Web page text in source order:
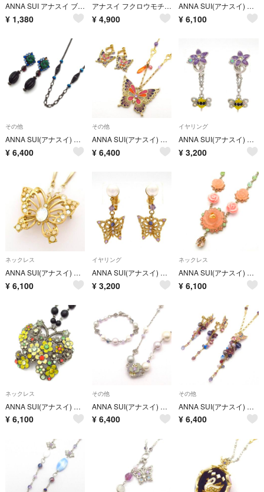
ANNA SUI アナスイ ブルー系 ビーズ ブレスレット
¥ 1,380
アナスイ フクロウモチーフ ネックレス ペンダント シルバーカラー アクセサリー
¥ 4,900
ANNA SUI(アナスイ) アクセサリー美品 - ゴールド×アイボリー×クリア ビーズ
¥ 6,100
その他
ANNA SUI(アナスイ) アクセサリー美品 - 黒×グリーン×マルチ ネックレス×1点/イヤリング×1点/フラワー(花)
¥ 6,400
その他
ANNA SUI(アナスイ) アクセサリー美品 - ゴールド×パープル×マルチ ネックレス×1点/イヤリング×1点/バタフライ(蝶)
¥ 6,400
イヤリング
ANNA SUI(アナスイ) イヤリング美品 - シルバー×パープル×マルチ ハチ/ラインストーン
¥ 3,200
ネックレス
ANNA SUI(アナスイ) ネックレス - ゴールド×ライトブルー ラインストーン/パール
¥ 6,100
イヤリング
ANNA SUI(アナスイ) イヤリング美品 - ゴールド×パープル×白 バタフライ(蝶)
¥ 3,200
ネックレス
ANNA SUI(アナスイ) ネックレス美品 - ゴールド×ピンク×マルチ フラワー(花)/ラインストーン
¥ 6,100
ネックレス
ANNA SUI(アナスイ) ネックレス - シルバー×黒×マルチ ラインストーン/バタフライ(蝶)/フラワー(花)
¥ 6,100
その他
ANNA SUI(アナスイ) アクセサリー美品 - シルバー×白×マルチ ブレスレット×1点/ネックレス×1点/フラワー(花)/ラインストーン/ビーズ
¥ 6,400
その他
ANNA SUI(アナスイ) アクセサリー美品 - ゴールド×ブルー×マルチ ネックレス×1点/イヤリング×1点/バタフライ(蝶)/ビーズ
¥ 6,400